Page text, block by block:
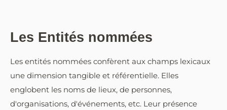
Les Entités nommées
Les entités nommées confèrent aux champs lexicaux
une dimension tangible et référentielle. Elles
englobent les noms de lieux, de personnes,
d'organisations, d'événements, etc. Leur présence